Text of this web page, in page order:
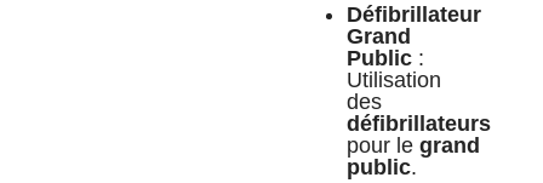
Défibrillateur
Grand
Public:
Utilisation
des
défibrillateurs
pour le grand
public.